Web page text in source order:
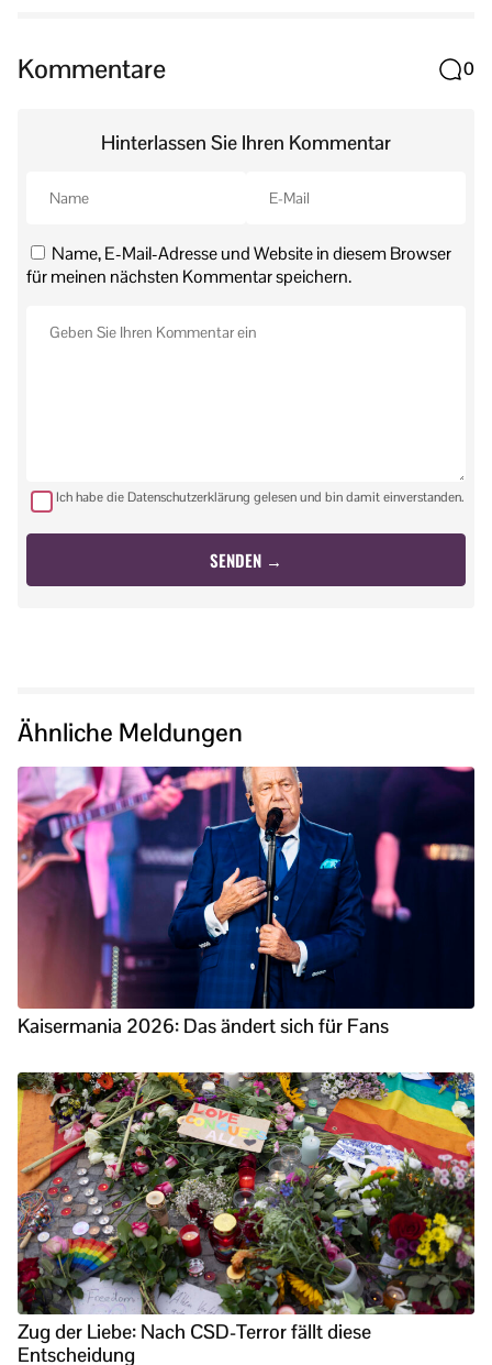
Kommentare 0
Hinterlassen Sie Ihren Kommentar
Name, E-Mail-Adresse und Website in diesem Browser
für meinen nächsten Kommentar speichern.
Ich habe die Datenschutzerklärung gelesen und bin damit einverstanden.
Ähnliche Meldungen
Kaisermania 2026: Das ändert sich für Fans
Zug der Liebe: Nach CSD-Terror fällt diese
Entscheidung